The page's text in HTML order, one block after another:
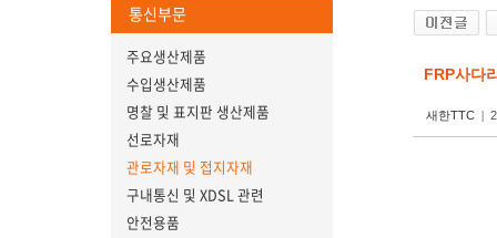
통신부문
주요생산제품
수입생산제품
명찰 및 표지판 생산제품
선로자재
관로자재 및 접지자재
구내통신 및 XDSL 관련
안전용품
FRP사다
새한TTC |